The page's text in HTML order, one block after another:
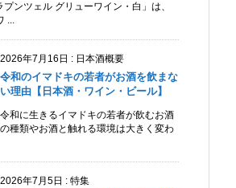
ンツェル グリューワイン・白」は、
...
2026年7月16日 : 日本酒概要
令和のイマドキの若者がお酒を飲まな
い理由【日本酒・ワイン・ビール】
令和に生きるイマドキの若者が飲むお酒
の種類やお酒と触れる環境は大きく変わ
2026年7月5日 : 特集